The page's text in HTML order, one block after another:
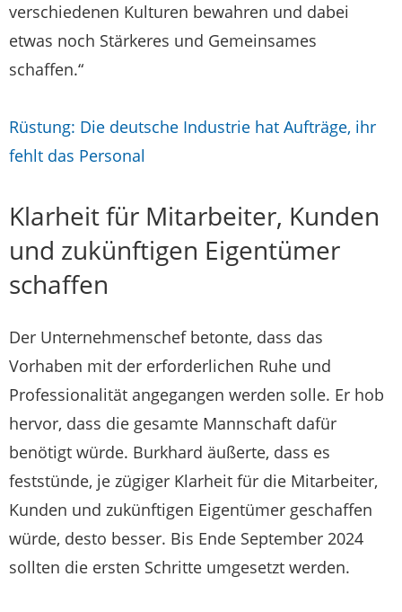
verschiedenen Kulturen bewahren und dabei
etwas noch Stärkeres und Gemeinsames
schaffen.“
Rüstung: Die deutsche Industrie hat Aufträge, ihr
fehlt das Personal
Klarheit für Mitarbeiter, Kunden
und zukünftigen Eigentümer
schaffen
Der Unternehmenschef betonte, dass das
Vorhaben mit der erforderlichen Ruhe und
Professionalität angegangen werden solle. Er hob
hervor, dass die gesamte Mannschaft dafür
benötigt würde. Burkhard äußerte, dass es
feststünde, je zügiger Klarheit für die Mitarbeiter,
Kunden und zukünftigen Eigentümer geschaffen
würde, desto besser. Bis Ende September 2024
sollten die ersten Schritte umgesetzt werden.